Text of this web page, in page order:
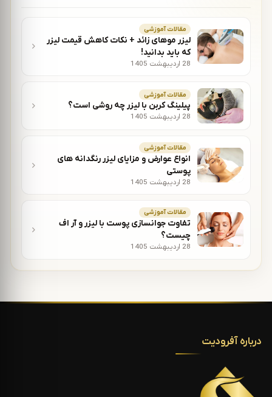
مقالات آموزشی
لیزر موهای زائد + نکات کاهش قیمت لیزر
که باید بدانید!
28 اردیبهشت 1405
مقالات آموزشی
پیلینگ کربن با لیزر چه روشی است؟
28 اردیبهشت 1405
مقالات آموزشی
انواع عوارض و مزایای لیزر رنگدانه های
پوستی
28 اردیبهشت 1405
مقالات آموزشی
تفاوت جوانسازی پوست با لیزر و آر اف
چیست؟
28 اردیبهشت 1405
درباره آفرودیت